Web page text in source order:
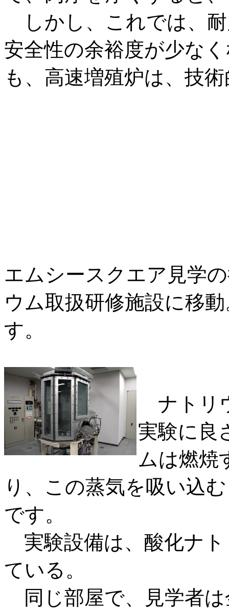
しかし、これでは、
安全性の余裕度が少な
も、高速増殖炉は、技
エムシースクエア見学
ウム取扱研修施設に移
す。
ナトリ
実験に良
ムは燃焼
り、この蒸気を吸い込
です。
実験設備は、酸化ナ
ている。
同じ部屋で、見学者